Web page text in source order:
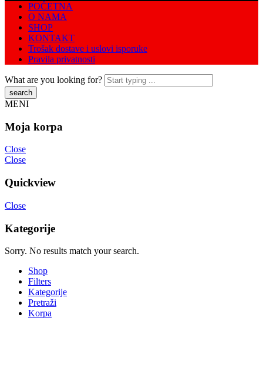
POČETNA
O NAMA
SHOP
KONTAKT
Trošak dostave i uslovi isporuke
Pravila privatnosti
What are you looking for?
MENI
Moja korpa
Close
Close
Quickview
Close
Kategorije
Sorry. No results match your search.
Shop
Filters
Kategorije
Pretraži
Korpa